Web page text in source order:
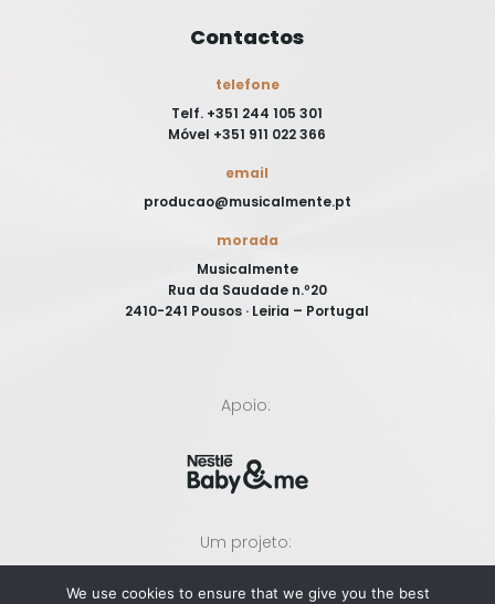
Contactos
telefone
Telf. +351 244 105 301
Móvel +351 911 022 366
email
producao@musicalmente.pt
morada
Musicalmente
Rua da Saudade n.º20
2410-241 Pousos · Leiria – Portugal
Apoio:
Um projeto:
We use cookies to ensure that we give you the best